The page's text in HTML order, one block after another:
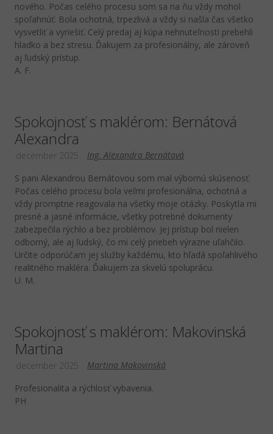
nového. Počas celého procesu som sa na ňu vždy mohol
spoľahnúť. Bola ochotná, trpezlivá a vždy si našla čas všetko
vysvetliť a vyriešiť. Celý predaj aj kúpa nehnuteľnosti prebehli
hladko a bez stresu. Ďakujem za profesionálny, ale zároveň
aj ľudský prístup.
A. F.
Spokojnosť s maklérom: Bernátová
Alexandra
Ing. Alexandra Bernátová
december 2025
S pani Alexandrou Bernátovou som mal výbornú skúsenosť.
Počas celého procesu bola veľmi profesionálna, ochotná a
vždy promptne reagovala na všetky moje otázky. Poskytla mi
presné a jasné informácie, všetky potrebné dokumenty
zabezpečila rýchlo a bez problémov. Jej prístup bol nielen
odborný, ale aj ľudský, čo mi celý priebeh výrazne uľahčilo.
Určite odporúčam jej služby každému, kto hľadá spoľahlivého
realitného makléra. Ďakujem za skvelú spoluprácu.
U. M.
Spokojnosť s maklérom: Makovinská
Martina
Martina Makovinská
december 2025
Profesionalita a rýchlosť vybavenia.
PH